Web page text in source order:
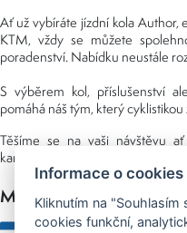
Ať už vybíráte jízdní kola Author,
KTM, vždy se můžete
poradenství. Nabídku neustále
S výběrem kol, příslušenství
pomáhá náš tým, který
Těšíme se na vaši návštěvu
kamenné prodejně, kterou
Možnosti platby
Informace o cookies
Kliknutím na
cookies funkční,